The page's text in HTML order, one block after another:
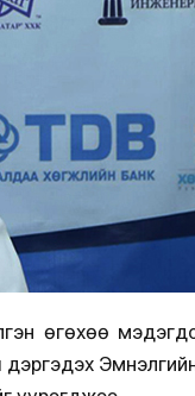
өгөхөө